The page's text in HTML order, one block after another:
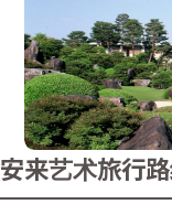
安来艺术旅行